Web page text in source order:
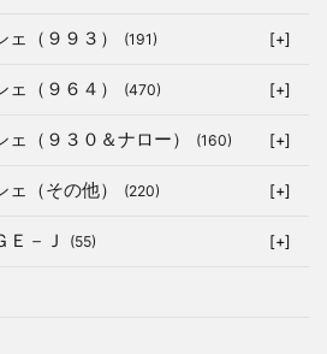
（９９３） (191) [+]
（９６４） (470) [+]
（９３０＆ナロー） (160) [+]
（その他） (220) [+]
－Ｊ (55) [+]